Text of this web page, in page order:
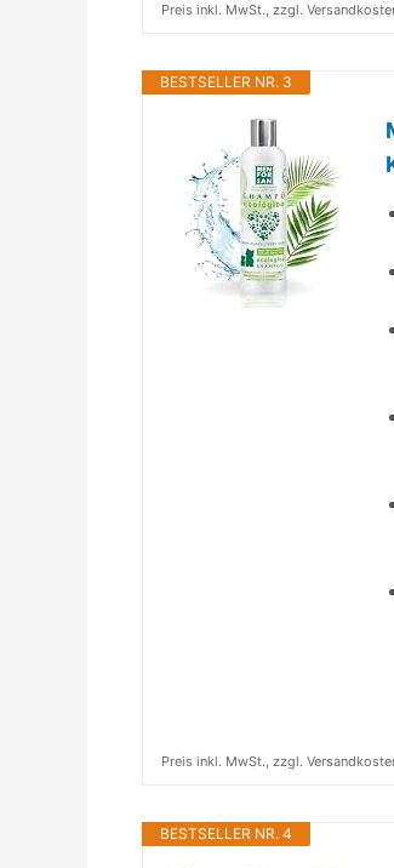
Preis inkl. MwSt., zzgl.
BESTSELLER NR. 3
Preis inkl. MwSt., zzgl.
BESTSELLER NR. 4